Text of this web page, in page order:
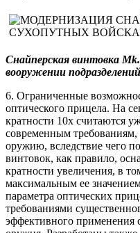
Снайперская винтовка Mk.
вооружении
6. Ограниченные
оптического прицела. На
кратности 10х считаются
современным
оружию, вследствие чего
винтовок, как правило,
кратности увеличения, в
максимальным ее
параметра оптических
требованиями
эффективного применения